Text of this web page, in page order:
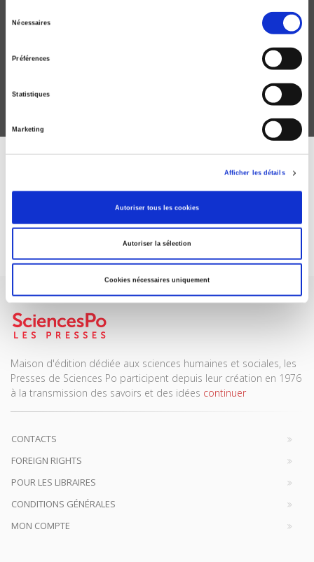
Nécessaires
Préférences
Statistiques
Marketing
Afficher les détails
Autoriser tous les cookies
Autoriser la sélection
Cookies nécessaires uniquement
Le Monde d'aujourd'hui
ABONNEZ-VOUS À NOS
REVUES
Je m’abonne
Maison d'édition dédiée aux sciences humaines et sociales, les
Presses de Sciences Po participent depuis leur création en 1976
à la transmission des savoirs et des idées continuer
CONTACTS
FOREIGN RIGHTS
POUR LES LIBRAIRES
CONDITIONS GÉNÉRALES
MON COMPTE